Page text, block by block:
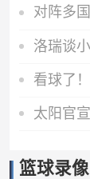
篮球录像